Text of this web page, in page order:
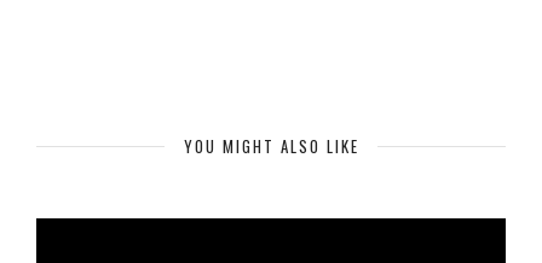
YOU MIGHT ALSO LIKE